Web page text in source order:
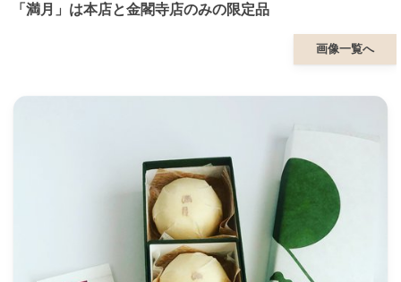
「満月」は本店と金閣寺店のみの限定品
画像一覧へ